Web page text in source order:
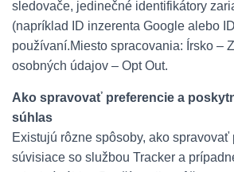
sledovače, jedinečné identifikátory
(napríklad ID inzerenta Google alebo
používaní.Miesto spracovania: Írsko –
osobných údajov – Opt Out.
Ako spravovať preferencie a
súhlas
Existujú rôzne spôsoby, ako spravovať
súvisiace so službou Tracker a